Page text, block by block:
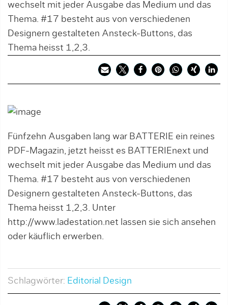
wechselt mit jeder Ausgabe das Medium und das
Thema. #17 besteht aus von verschiedenen
Designern gestalteten Ansteck-Buttons, das
Thema heisst 1,2,3.
Fünfzehn Ausgaben lang war BATTERIE ein reines
PDF-Magazin, jetzt heisst es BATTERIEnext und
wechselt mit jeder Ausgabe das Medium und das
Thema. #17 besteht aus von verschiedenen
Designern gestalteten Ansteck-Buttons, das
Thema heisst 1,2,3. Unter
http://www.ladestation.net lassen sie sich ansehen
oder käuflich erwerben.
Schlagwörter: Editorial Design